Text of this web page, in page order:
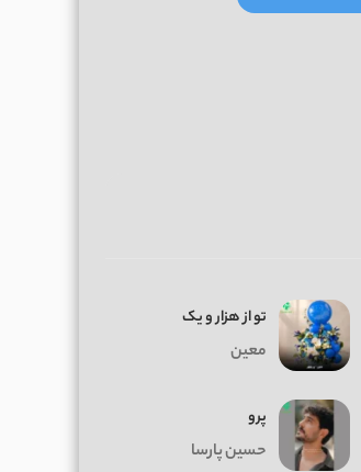
تو از هزار و یک
معین
پرو
حسین پارسا